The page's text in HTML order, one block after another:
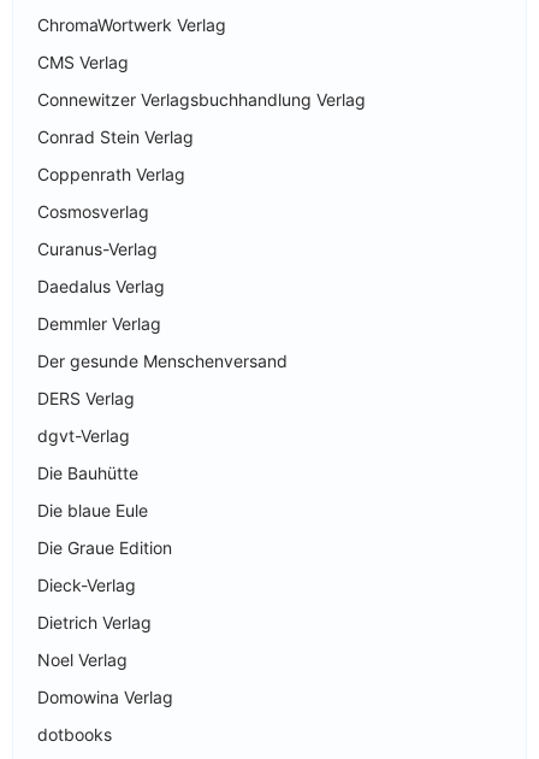
ChromaWortwerk Verlag
CMS Verlag
Connewitzer Verlagsbuchhandlung Verlag
Conrad Stein Verlag
Coppenrath Verlag
Cosmosverlag
Curanus-Verlag
Daedalus Verlag
Demmler Verlag
Der gesunde Menschenversand
DERS Verlag
dgvt-Verlag
Die Bauhütte
Die blaue Eule
Die Graue Edition
Dieck-Verlag
Dietrich Verlag
Noel Verlag
Domowina Verlag
dotbooks